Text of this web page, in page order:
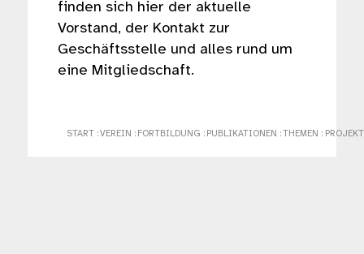
finden sich hier der aktuelle
Vorstand, der Kontakt zur
Geschäftsstelle und alles rund um
eine Mitgliedschaft.
START : VEREIN : FORTBILDUNG : PUBLIKATIONEN : THEMEN :